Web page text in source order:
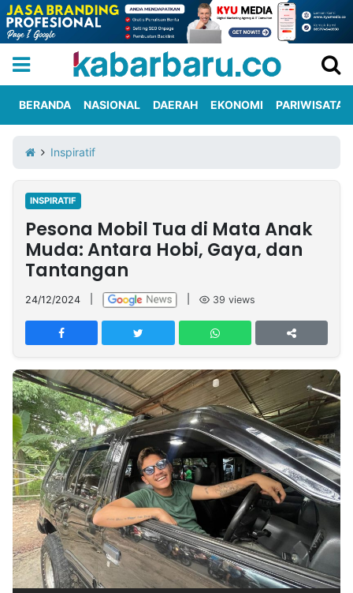
Iklan
Berita
Kami
Nasional
International
Olahraga
Entertainment
Daerah
Pariwisata
Kuliner
Kolom
Network
PT
TREETAN
INDONESIA
Partner
Insight
NTB
Suara
Time
Lens
IDN
Daily
Jogja
Jalan
Rakyat
Idealita
News
Kita
Notice
Radar
Baru
Seedbacklink
Follow
Kabarbaru
BERANDA NASIONAL DAERAH EKONOMI PARIWISATA
Inspiratif
INSPIRATIF
Pesona Mobil Tua di Mata Anak
Muda: Antara Hobi, Gaya, dan
Tantangan
24/12/2024 39 views